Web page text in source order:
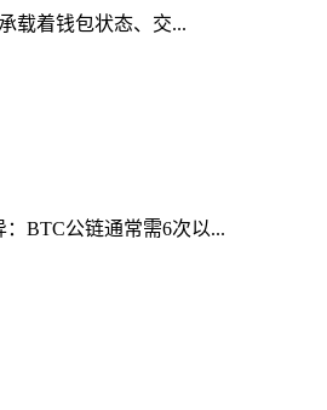
载着钱包状态、交...
BTC公链通常需6次以...